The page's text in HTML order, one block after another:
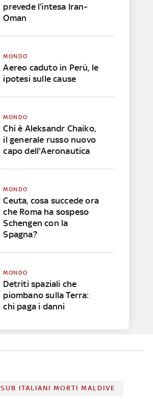
prevede l’intesa Iran-
Oman
MONDO
Aereo caduto in Perù, le
ipotesi sulle cause
MONDO
Chi è Aleksandr Chaiko,
il generale russo nuovo
capo dell'Aeronautica
MONDO
Ceuta, cosa succede ora
che Roma ha sospeso
Schengen con la
Spagna?
MONDO
Detriti spaziali che
piombano sulla Terra:
chi paga i danni
SUB ITALIANI MORTI MALDIVE